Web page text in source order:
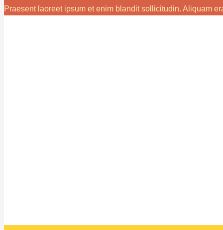
Praesent laoreet ipsum et enim blandit sollicitudin. Aliquam